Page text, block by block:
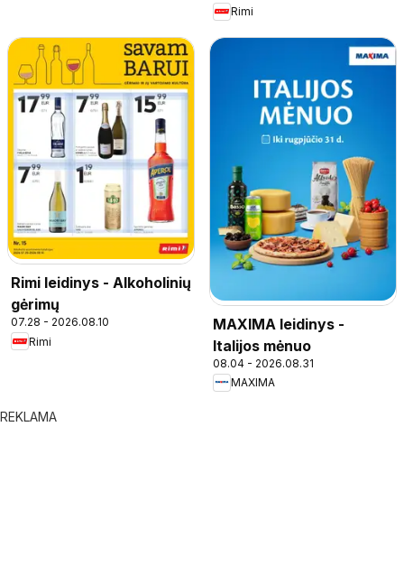
Rimi
Rimi leidinys - Alkoholinių
gėrimų
07.28 - 2026.08.10
Rimi
MAXIMA leidinys -
Italijos mėnuo
08.04 - 2026.08.31
MAXIMA
REKLAMA